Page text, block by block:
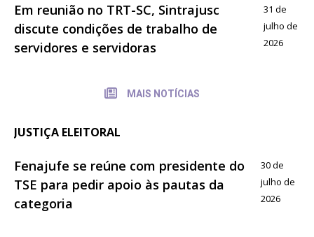
Em reunião no TRT-SC, Sintrajusc
discute condições de trabalho de
servidores e servidoras
31 de
julho de
2026
MAIS NOTÍCIAS
JUSTIÇA ELEITORAL
Fenajufe se reúne com presidente do
TSE para pedir apoio às pautas da
categoria
30 de
julho de
2026